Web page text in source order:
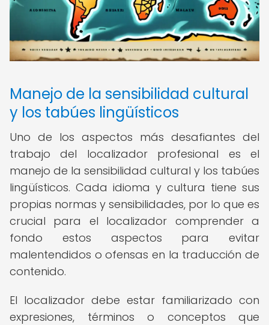
Manejo de la sensibilidad cultural
y los tabúes lingüísticos
Uno de los aspectos más desafiantes del
trabajo del localizador profesional es el
manejo de la sensibilidad cultural y los tabúes
lingüísticos. Cada idioma y cultura tiene sus
propias normas y sensibilidades, por lo que es
crucial para el localizador comprender a
fondo estos aspectos para evitar
malentendidos o ofensas en la traducción de
contenido.
El localizador debe estar familiarizado con
expresiones, términos o conceptos que